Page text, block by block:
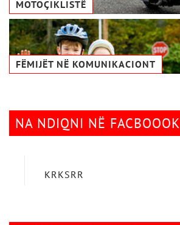
MOTOÇIKLISTË
FËMIJËT NË KOMUNIKACIONТ
NA NDIQNI NË FACBOOOK
KRKSRR